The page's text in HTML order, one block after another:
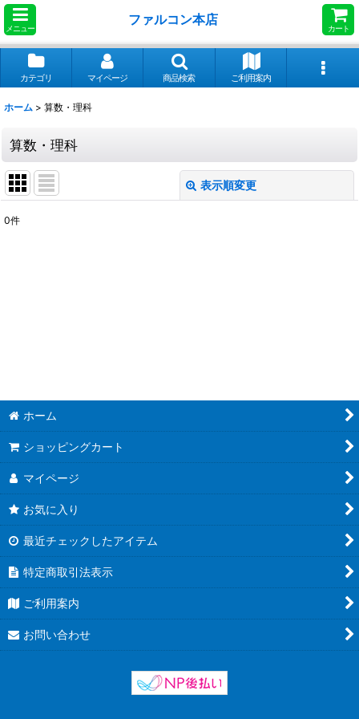
メニュー
ファルコン本店
カート
カテゴリ マイページ 商品検索 ご利用案内
ホーム > 算数・理科
算数・理科
表示順変更
サブカテゴリ
0件
ホーム
ショッピングカート
マイページ
お気に入り
最近チェックしたアイテム
特定商取引法表示
ご利用案内
お問い合わせ